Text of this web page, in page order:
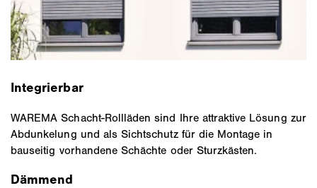
Integrierbar
WAREMA Schacht-Rollläden sind Ihre attraktive Lösung zur
Abdunkelung und als Sichtschutz für die Montage in
bauseitig vorhandene Schächte oder Sturzkästen.
Dämmend